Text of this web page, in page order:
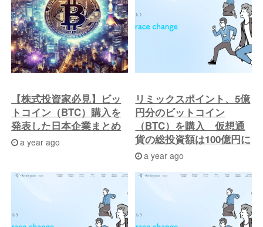
投
稿
へ
【株式投資家必見】ビッ
トコイン（BTC）購入を
発表した日本企業まとめ
a year ago
リミックスポイント、5億
円分のビットコイン
（BTC）を購入 仮想通
貨の総投資額は100億円に
a year ago